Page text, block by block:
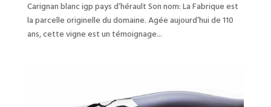
Carignan blanc igp pays d’hérault Son nom: La Fabrique est
la parcelle originelle du domaine. Agée aujourd’hui de 110
ans, cette vigne est un témoignage...